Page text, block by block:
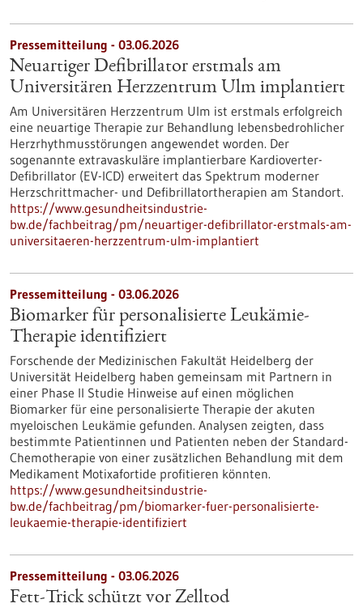
Pressemitteilung - 03.06.2026
Neuartiger Defibrillator erstmals am
Universitären Herzzentrum Ulm implantiert
Am Universitären Herzzentrum Ulm ist erstmals erfolgreich
eine neuartige Therapie zur Behandlung lebensbedrohlicher
Herzrhythmusstörungen angewendet worden. Der
sogenannte extravaskuläre implantierbare Kardioverter-​
Defibrillator (EV-​ICD) erweitert das Spektrum moderner
Herzschrittmacher-​ und Defibrillatortherapien am Standort.
https://www.gesundheitsindustrie-
bw.de/fachbeitrag/pm/neuartiger-defibrillator-erstmals-am-
universitaeren-herzzentrum-ulm-implantiert
Pressemitteilung - 03.06.2026
Biomarker für personalisierte Leukämie-
Therapie identifiziert
Forschende der Medizinischen Fakultät Heidelberg der
Universität Heidelberg haben gemeinsam mit Partnern in
einer Phase II Studie Hinweise auf einen möglichen
Biomarker für eine personalisierte Therapie der akuten
myeloischen Leukämie gefunden. Analysen zeigten, dass
bestimmte Patientinnen und Patienten neben der Standard-
Chemotherapie von einer zusätzlichen Behandlung mit dem
Medikament Motixafortide profitieren könnten.
https://www.gesundheitsindustrie-
bw.de/fachbeitrag/pm/biomarker-fuer-personalisierte-
leukaemie-therapie-identifiziert
Pressemitteilung - 03.06.2026
Fett-Trick schützt vor Zelltod